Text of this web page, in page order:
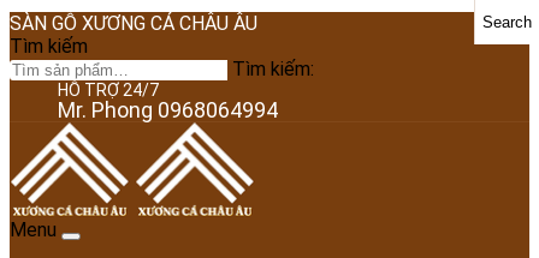
SÀN GỖ XƯƠNG CÁ CHÂU ÂU
Tìm kiếm
Tìm kiếm:
Search
HỖ TRỢ 24/7
Mr. Phong 0968064994
Menu